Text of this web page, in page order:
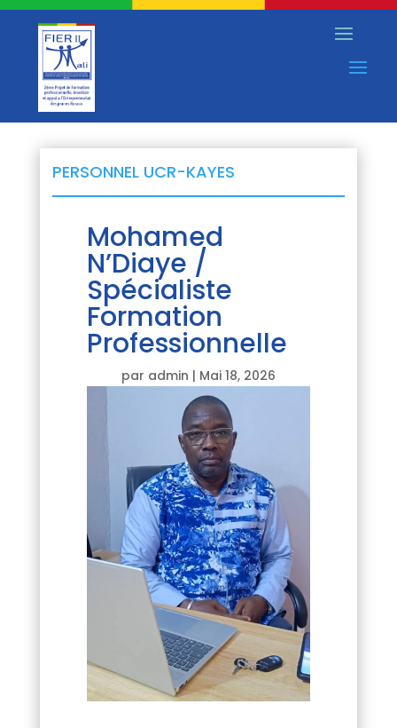
PERSONNEL UCR-KAYES
Mohamed
N’Diaye /
Spécialiste
Formation
Professionnelle
par admin | Mai 18, 2026